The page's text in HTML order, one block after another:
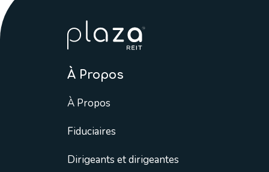
À Propos
À Propos
Fiduciaires
Dirigeants et dirigeantes